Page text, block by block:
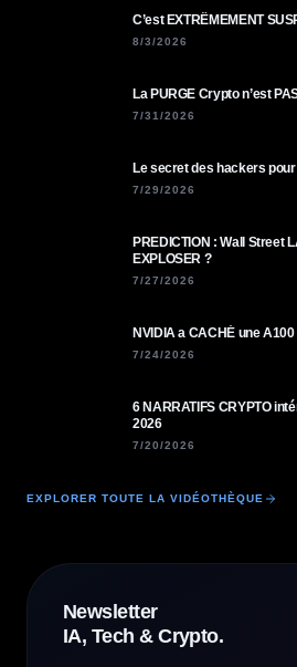
C’est EXTRÊMEMENT
8/3/2026
La PURGE Crypto n’est
7/31/2026
Le secret des hackers
7/29/2026
PREDICTION : Wall Street
EXPLOSER ?
7/27/2026
NVIDIA a CACHÉ une
7/24/2026
6 NARRATIFS CRYPTO
2026
7/20/2026
EXPLORER TOUTE LA VIDÉOTHÈQUE
Newsletter
IA, Tech & Crypto.